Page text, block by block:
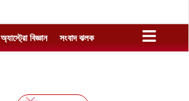
অ্যাস্ট্রো বিজ্ঞান সংবাদ ঝলক